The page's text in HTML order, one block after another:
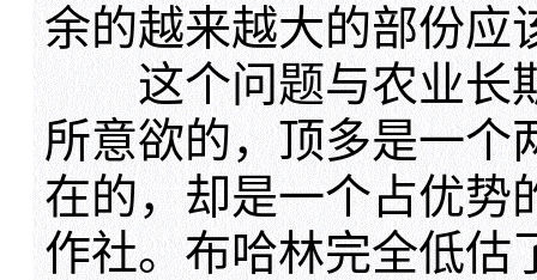
余的越来越大的部份应
这个问题与农业长
所意欲的，顶多是一个
在的，却是一个占优势
作社。布哈林完全低估